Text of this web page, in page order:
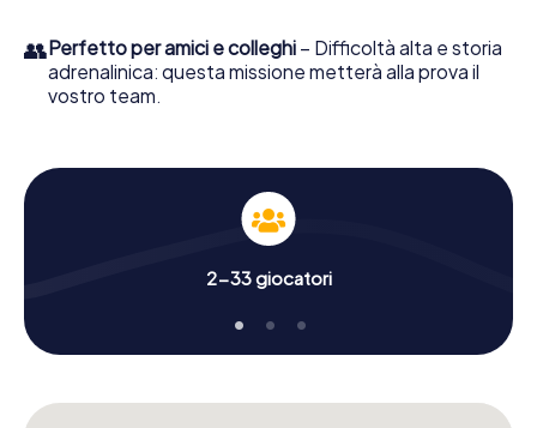
👥Perfetto per amici e colleghi – Difficoltà alta e storia
adrenalinica: questa missione metterà alla prova il
vostro team.
2-33 giocatori